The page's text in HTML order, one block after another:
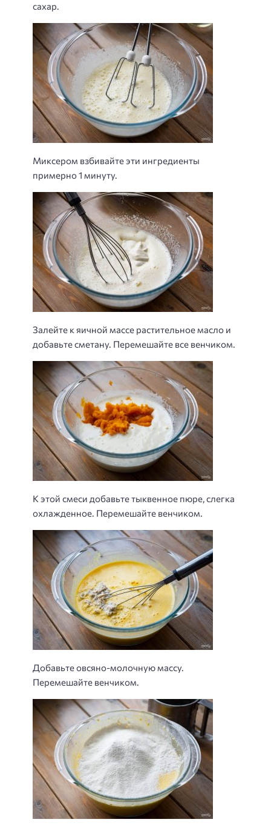
сахар.
Миксером взбивайте эти ингредиенты
примерно 1 минуту.
Залейте к яичной массе растительное масло и
добавьте сметану. Перемешайте все венчиком.
К этой смеси добавьте тыквенное пюре, слегка
охлажденное. Перемешайте венчиком.
Добавьте овсяно-молочную массу.
Перемешайте венчиком.